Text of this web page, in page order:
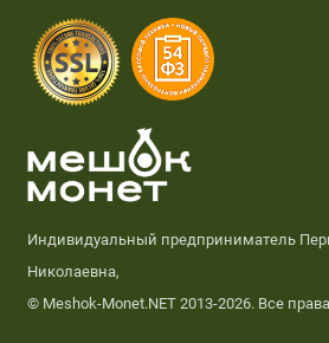
Индивидуальный предприниматель
Николаевна,
© Meshok-Monet.NET 2013-2026. Все